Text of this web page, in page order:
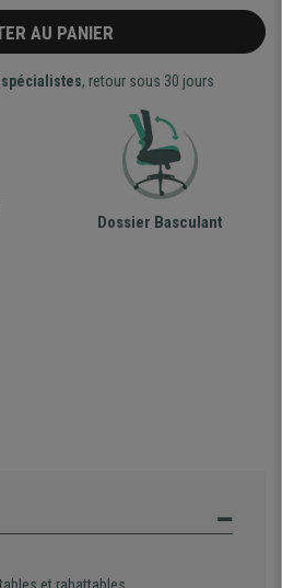
AU PANIER
spécialistes, retour sous 30 jours
Dossier Basculant